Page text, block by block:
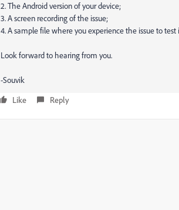
2. The Android version of your device;
3. A screen recording of the issue;
4. A sample file where you experience the issue to test
Look forward to hearing from you.
-Souvik
Like
Reply